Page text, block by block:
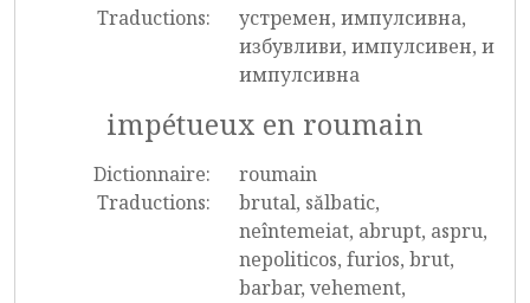
Traductions:
устремен, импулсивна,
избувливи, импулсивен, и
импулсивна
impétueux en roumain
Dictionnaire:
roumain
Traductions:
brutal, sălbatic,
neîntemeiat, abrupt, aspru,
nepoliticos, furios, brut,
barbar, vehement,